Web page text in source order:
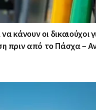
κάνουν οι δικαιούχοι
πριν από το Πάσχα –